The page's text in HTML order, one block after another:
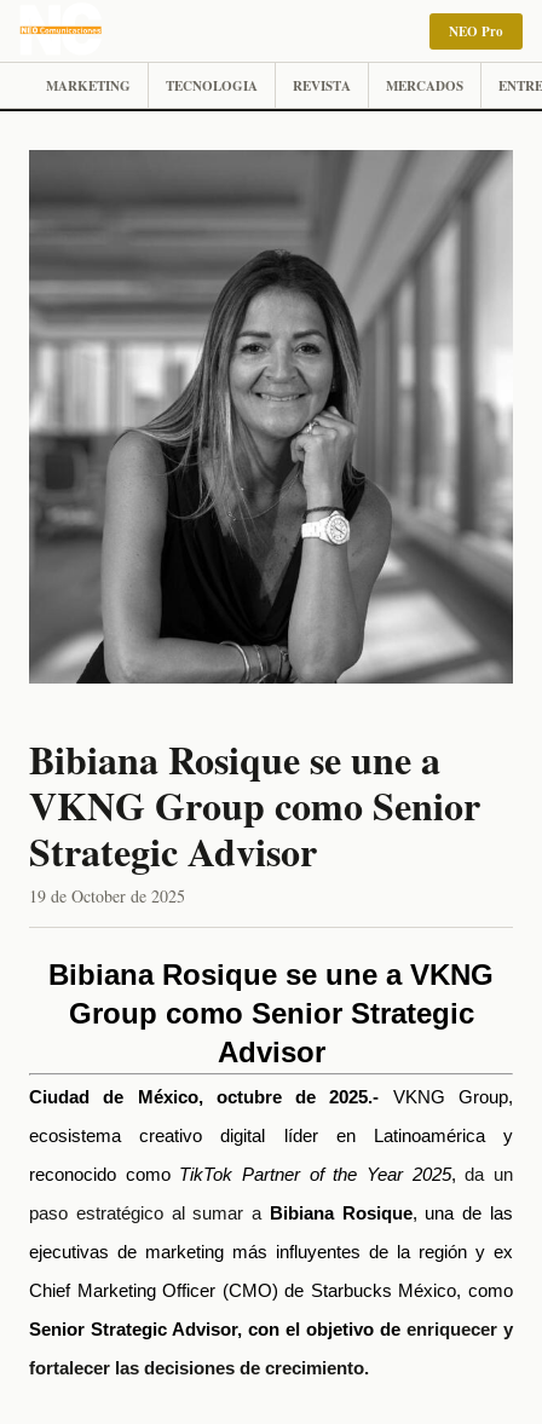
NEO Pro
MARKETING TECNOLOGIA REVISTA MERCADOS
Bibiana Rosique se une a
VKNG Group como Senior
Strategic Advisor
19 de October de 2025
Bibiana Rosique se une a VKNG
Group como Senior Strategic
Advisor
Ciudad de México, octubre de 2025.- VKNG Group,
ecosistema creativo digital líder en Latinoamérica y
reconocido como TikTok Partner of the Year 2025,da un
paso estratégico al sumar a
Bibiana Rosique, una de las
ejecutivas de marketing más influyentes de la región y ex
Chief Marketing Officer (CMO) de Starbucks México, como
Senior Strategic Advisor, con el objetivo de enriquecer y
fortalecer las decisiones de crecimiento.